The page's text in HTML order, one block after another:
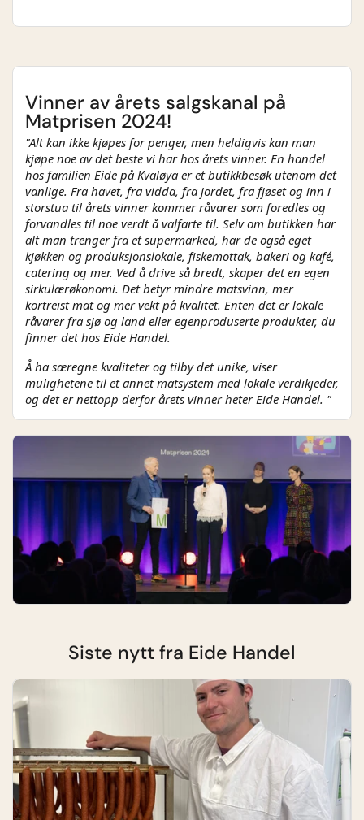
Vinner av årets salgskanal på
Matprisen 2024!
"Alt kan ikke kjøpes for penger, men heldigvis kan man
kjøpe noe av det beste vi har hos årets vinner. En handel
hos familien Eide på Kvaløya er et butikkbesøk utenom det
vanlige. Fra havet, fra vidda, fra jordet, fra fjøset og inn i
storstua til årets vinner kommer råvarer som foredles og
forvandles til noe verdt å valfarte til. Selv om butikken har
alt man trenger fra et supermarked, har de også eget
kjøkken og produksjonslokale, fiskemottak, bakeri og kafé,
catering og mer. Ved å drive så bredt, skaper det en egen
sirkulærøkonomi. Det betyr mindre matsvinn, mer
kortreist mat og mer vekt på kvalitet. Enten det er lokale
råvarer fra sjø og land eller egenproduserte produkter, du
finner det hos Eide Handel.
Å ha særegne kvaliteter og tilby det unike, viser
mulighetene til et annet matsystem med lokale verdikjeder,
og det er nettopp derfor årets vinner heter Eide Handel. "
Siste nytt fra Eide Handel